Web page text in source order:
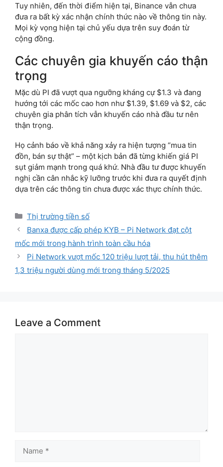
Tuy nhiên, đến thời điểm hiện tại, Binance vẫn chưa
đưa ra bất kỳ xác nhận chính thức nào về thông tin này.
Mọi kỳ vọng hiện tại chủ yếu dựa trên suy đoán từ
cộng đồng.
Các chuyên gia khuyến cáo thận
trọng
Mặc dù PI đã vượt qua ngưỡng kháng cự $1.3 và đang
hướng tới các mốc cao hơn như $1.39, $1.69 và $2, các
chuyên gia phân tích vẫn khuyến cáo nhà đầu tư nên
thận trọng.
Họ cảnh báo về khả năng xảy ra hiện tượng “mua tin
đồn, bán sự thật” – một kịch bản đã từng khiến giá PI
sụt giảm mạnh trong quá khứ. Nhà đầu tư được khuyến
nghị cần cân nhắc kỹ lưỡng trước khi đưa ra quyết định
dựa trên các thông tin chưa được xác thực chính thức.
Categories
Thị trường tiền số
Banxa được cấp phép KYB – Pi Network đạt cột
mốc mới trong hành trình toàn cầu hóa
Pi Network vượt mốc 120 triệu lượt tải, thu hút thêm
1,3 triệu người dùng mới trong tháng 5/2025
Leave a Comment